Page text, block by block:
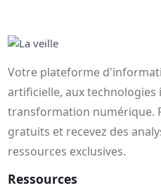
Votre plateforme
artificielle, aux technologies
transformation numérique.
gratuits et recevez des
ressources exclusives.
Ressources